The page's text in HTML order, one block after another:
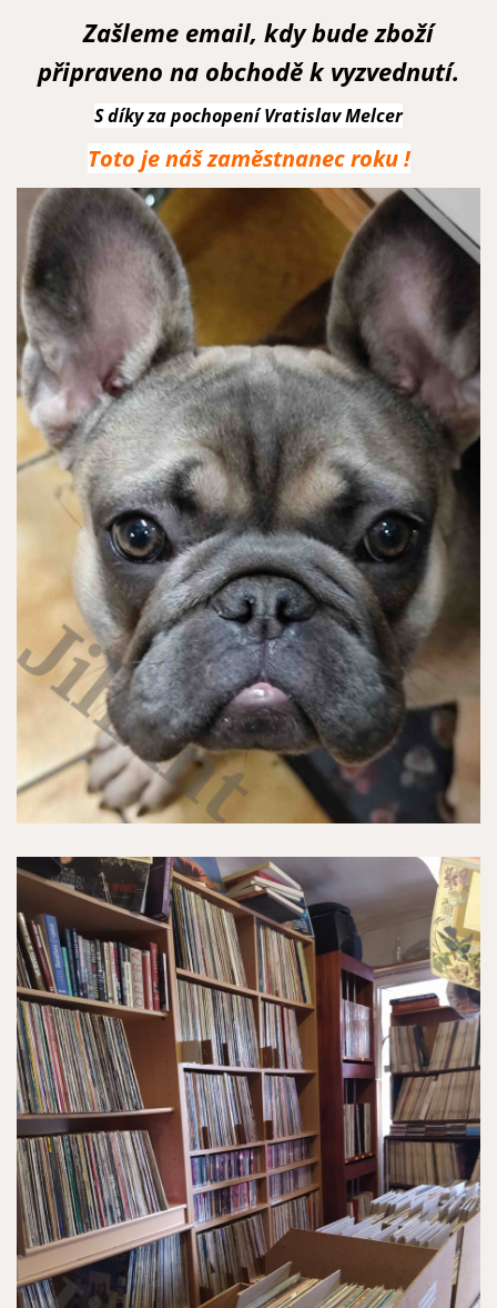
Zašleme email, kdy bude zboží
připraveno na obchodě k vyzvednutí.
S díky za pochopení Vratislav Melcer
Toto je náš zaměstnanec roku !